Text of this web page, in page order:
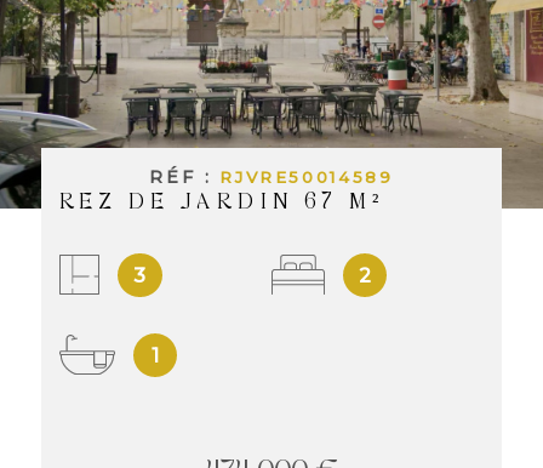
RÉF : RJVRE50014589
REZ DE JARDIN 67 M²
3 2
1